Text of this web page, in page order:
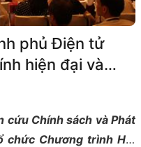
phủ Điện tử
hiện đại và
Chính sách và Phát
chức Chương trình Hội